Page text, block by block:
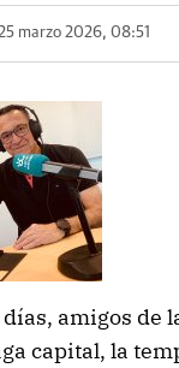
marzo 2026, 08:51
amigos de
capital, la